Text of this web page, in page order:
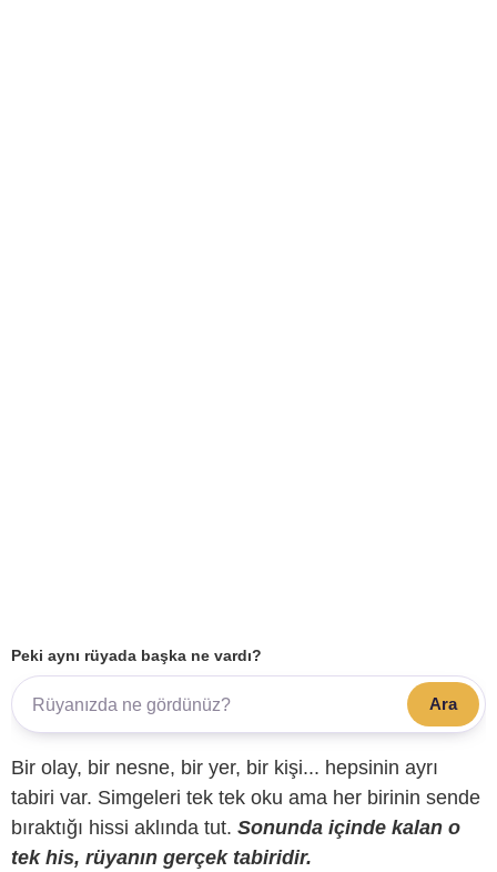
Peki aynı rüyada başka ne vardı?
Ara
Bir olay, bir nesne, bir yer, bir kişi... hepsinin ayrı
tabiri var. Simgeleri tek tek oku ama her birinin sende
bıraktığı hissi aklında tut. Sonunda içinde kalan o
tek his, rüyanın gerçek tabiridir.